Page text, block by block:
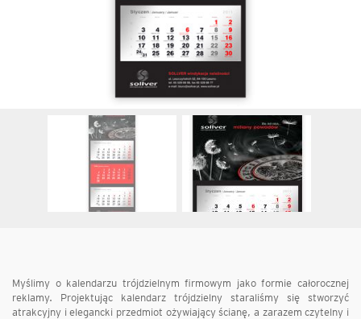
Myślimy o kalendarzu trójdzielnym firmowym jako formie całorocznej
reklamy. Projektując kalendarz trójdzielny staraliśmy się stworzyć
atrakcyjny i elegancki przedmiot ożywiający ścianę, a zarazem czytelny i